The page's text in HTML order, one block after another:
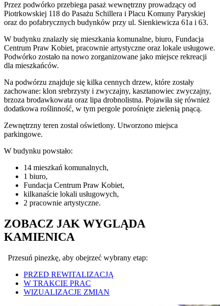
Przez podwórko przebiega pasaż wewnętrzny prowadzący od
Piotrkowskiej 118 do Pasażu Schillera i Placu Komuny Paryskiej
oraz do pofabrycznych budynków przy ul. Sienkiewicza 61a i 63.
W budynku znalazły się mieszkania komunalne, biuro, Fundacja
Centrum Praw Kobiet, pracownie artystyczne oraz lokale usługowe.
Podwórko zostało na nowo zorganizowane jako miejsce rekreacji
dla mieszkańców.
Na podwórzu znajduje się kilka cennych drzew, które zostały
zachowane: klon srebrzysty i zwyczajny, kasztanowiec zwyczajny,
brzoza brodawkowata oraz lipa drobnolistna. Pojawiła się również
dodatkowa roślinność, w tym pergole porośnięte zielenią pnącą.
Zewnętrzny teren został oświetlony. Utworzono miejsca
parkingowe.
W budynku powstało:
14 mieszkań komunalnych,
1 biuro,
Fundacja Centrum Praw Kobiet,
kilkanaście lokali usługowych,
2 pracownie artystyczne.
ZOBACZ JAK WYGLĄDA
KAMIENICA
Przesuń pinezkę, aby obejrzeć wybrany etap:
PRZED REWITALIZACJĄ
W TRAKCIE PRAC
WIZUALIZACJE ZMIAN